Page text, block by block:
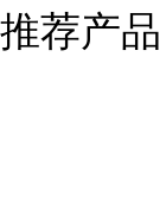
推荐产品